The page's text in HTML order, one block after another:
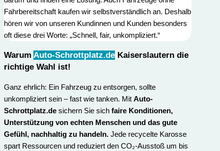
Fahrbereitschaft kaufen wir selbstverständlich an. Deshalb
hören wir von unseren Kundinnen und Kunden besonders
oft diese drei Worte: „Schnell, fair, unkompliziert.“
Warum Auto-Schrottplatz.de Kaiserslautern die
richtige Wahl ist!
Ganz ehrlich: Ein Fahrzeug zu entsorgen, sollte
unkompliziert sein – fast wie tanken. Mit Auto-
Schrottplatz.de sichern Sie sich faire Konditionen,
Unterstützung von echten Menschen und das gute
Gefühl, nachhaltig zu handeln. Jede recycelte Karosse
spart Ressourcen und reduziert den CO₂-Ausstoß um bis